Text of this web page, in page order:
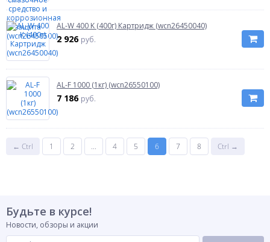
AL-W 400 K (400г) Картридж (wcn26450040)
2 926 руб.
AL-F 1000 (1кг) (wcn26550100)
7 186 руб.
← Ctrl 1 2 ... 4 5 6 7 8 Ctrl →
Будьте в курсе!
Новости, обзоры и акции